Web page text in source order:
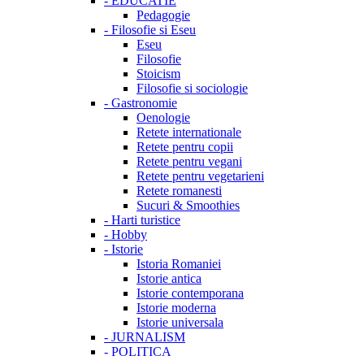
Pedagogie
- Filosofie si Eseu
Eseu
Filosofie
Stoicism
Filosofie si sociologie
- Gastronomie
Oenologie
Retete internationale
Retete pentru copii
Retete pentru vegani
Retete pentru vegetarieni
Retete romanesti
Sucuri & Smoothies
- Harti turistice
- Hobby
- Istorie
Istoria Romaniei
Istorie antica
Istorie contemporana
Istorie moderna
Istorie universala
- JURNALISM
- POLITICA